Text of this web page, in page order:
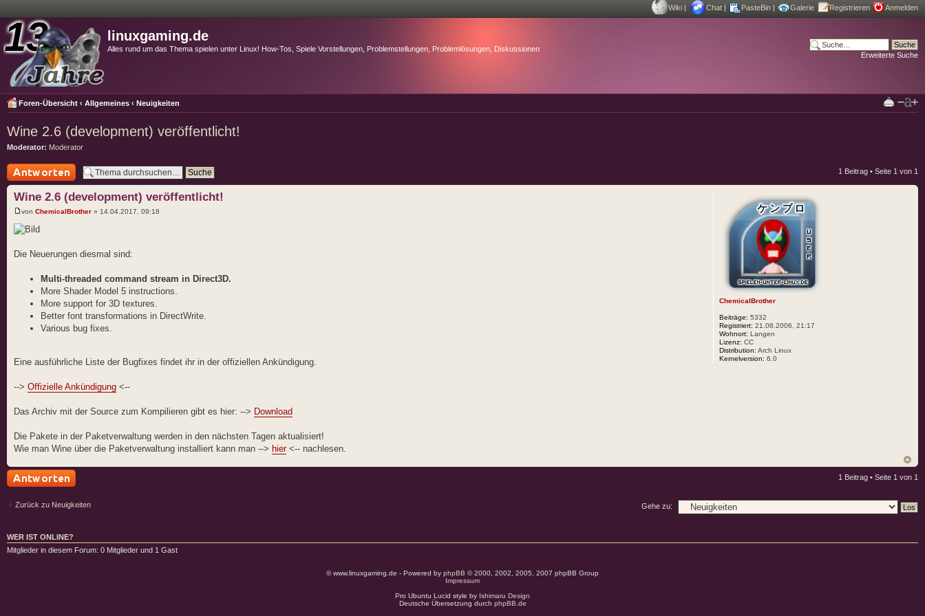
Wiki | Chat | PasteBin | Galerie Registrieren Anmelden
linuxgaming.de
Alles rund um das Thema spielen unter Linux! How-Tos, Spiele Vorstellungen, Problemstellungen, Problemlösungen, Diskussionen
Erweiterte Suche
Foren-Übersicht ‹ Allgemeines ‹ Neuigkeiten
Wine 2.6 (development) veröffentlicht!
Moderator: Moderator
Antwort schreiben
1 Beitrag • Seite 1 von 1
Wine 2.6 (development) veröffentlicht!
von ChemicalBrother » 14.04.2017, 09:18
Die Neuerungen diesmal sind:
Multi-threaded command stream in Direct3D.
More Shader Model 5 instructions.
More support for 3D textures.
Better font transformations in DirectWrite.
Various bug fixes.
Eine ausführliche Liste der Bugfixes findet ihr in der offiziellen Ankündigung.
--> Offizielle Ankündigung <--
Das Archiv mit der Source zum Kompilieren gibt es hier: --> Download
Die Pakete in der Paketverwaltung werden in den nächsten Tagen aktualisiert!
Wie man Wine über die Paketverwaltung installiert kann man --> hier<-- nachlesen.
ChemicalBrother
Beiträge: 5332
Registriert: 21.08.2006, 21:17
Wohnort: Langen
Lizenz: CC
Distribution: Arch Linux
Kernelversion: 6.0
1 Beitrag • Seite 1 von 1
Zurück zu Neuigkeiten Gehe zu:
WER IST ONLINE?
Mitglieder in diesem Forum: 0 Mitglieder und 1 Gast
© www.linuxgaming.de - Powered by phpBB © 2000, 2002, 2005, 2007 phpBB Group
Impressum
Pro Ubuntu Lucid style by Ishimaru Design
Deutsche Übersetzung durch phpBB.de